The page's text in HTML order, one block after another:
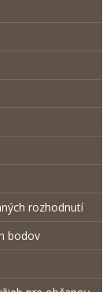
rozhodnutí
bodov